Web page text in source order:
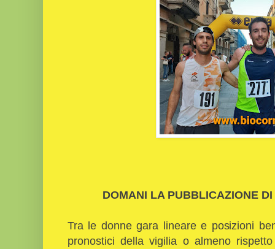
DOMANI LA PUBBLICAZIONE
Tra le donne gara lineare e posizioni
pronostici della vigilia o almeno